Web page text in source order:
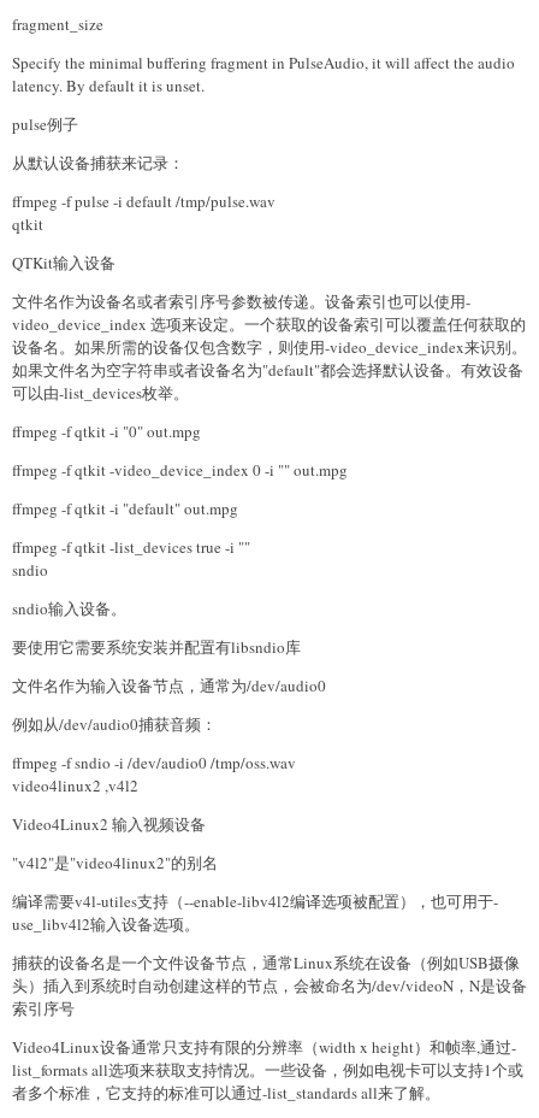
fragment_size
Specify the minimal buffering fragment in PulseAudio, it will affect the audio
latency. By default it is unset.
pulse例子
从默认设备捕获来记录：
ffmpeg -f pulse -i default /tmp/pulse.wav
qtkit
QTKit输入设备
文件名作为设备名或者索引序号参数被传递。设备索引也可以使用-
video_device_index 选项来设定。一个获取的设备索引可以覆盖任何获取的
设备名。如果所需的设备仅包含数字，则使用-video_device_index来识别。
如果文件名为空字符串或者设备名为"default"都会选择默认设备。有效设备
可以由-list_devices枚举。
ffmpeg -f qtkit -i "0" out.mpg
ffmpeg -f qtkit -video_device_index 0 -i "" out.mpg
ffmpeg -f qtkit -i "default" out.mpg
ffmpeg -f qtkit -list_devices true -i ""
sndio
sndio输入设备。
要使用它需要系统安装并配置有libsndio库
文件名作为输入设备节点，通常为/dev/audio0
例如从/dev/audio0捕获音频：
ffmpeg -f sndio -i /dev/audio0 /tmp/oss.wav
video4linux2 ,v4l2
Video4Linux2 输入视频设备
"v4l2"是"video4linux2"的别名
编译需要v4l-utiles支持（--enable-libv4l2编译选项被配置），也可用于-
use_libv4l2输入设备选项。
捕获的设备名是一个文件设备节点，通常Linux系统在设备（例如USB摄像
头）插入到系统时自动创建这样的节点，会被命名为/dev/videoN，N是设备
索引序号
Video4Linux设备通常只支持有限的分辨率（width x height）和帧率,通过-
list_formats all选项来获取支持情况。一些设备，例如电视卡可以支持1个或
者多个标准，它支持的标准可以通过-list_standards all来了解。